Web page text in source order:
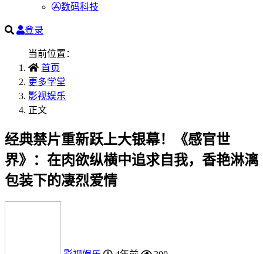
数码科技
登录
当前位置：
首页
更多学堂
影视娱乐
正文
经典禁片重新跃上大银幕！《感官世
界》：在肉欲纵横中追求自我，香艳淋漓
包装下的凄烈爱情